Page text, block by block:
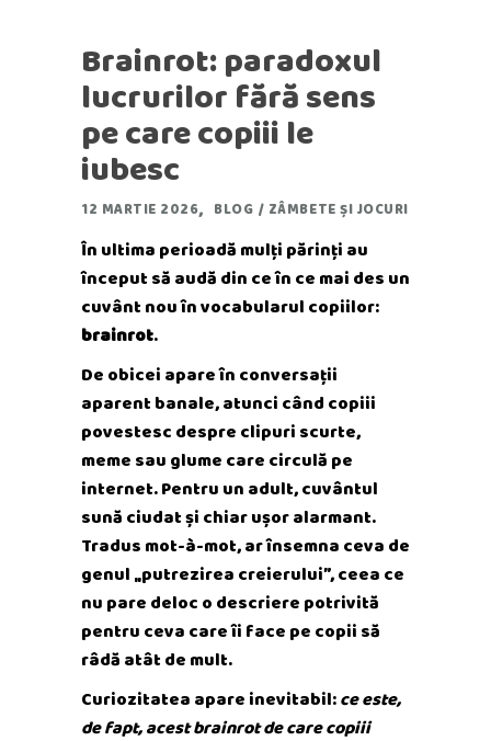
Brainrot: paradoxul
lucrurilor fără sens
pe care copiii le
iubesc
12 MARTIE 2026 BLOG / ZÂMBETE ȘI JOCURI
În ultima perioadă mulți părinți au
început să audă din ce în ce mai des un
cuvânt nou în vocabularul copiilor:
brainrot.
De obicei apare în conversații
aparent banale, atunci când copiii
povestesc despre clipuri scurte,
meme sau glume care circulă pe
internet. Pentru un adult, cuvântul
sună ciudat și chiar ușor alarmant.
Tradus mot-à-mot, ar însemna ceva de
genul „putrezirea creierului”, ceea ce
nu pare deloc o descriere potrivită
pentru ceva care îi face pe copii să
râdă atât de mult.
Curiozitatea apare inevitabil:ce este,
de fapt, acest brainrot de care copiii